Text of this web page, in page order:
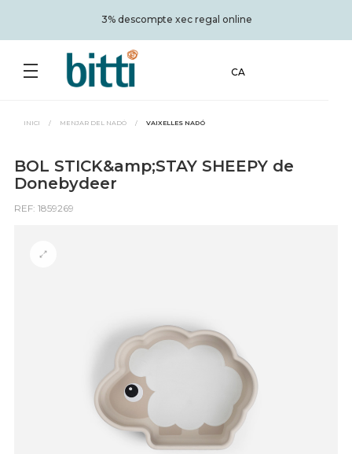
3% descompte xec regal online
CA
INICI / MENJAR DEL NADÓ / VAIXELLES NADÓ
BOL STICK&amp;STAY SHEEPY de
Donebydeer
REF: 1859269